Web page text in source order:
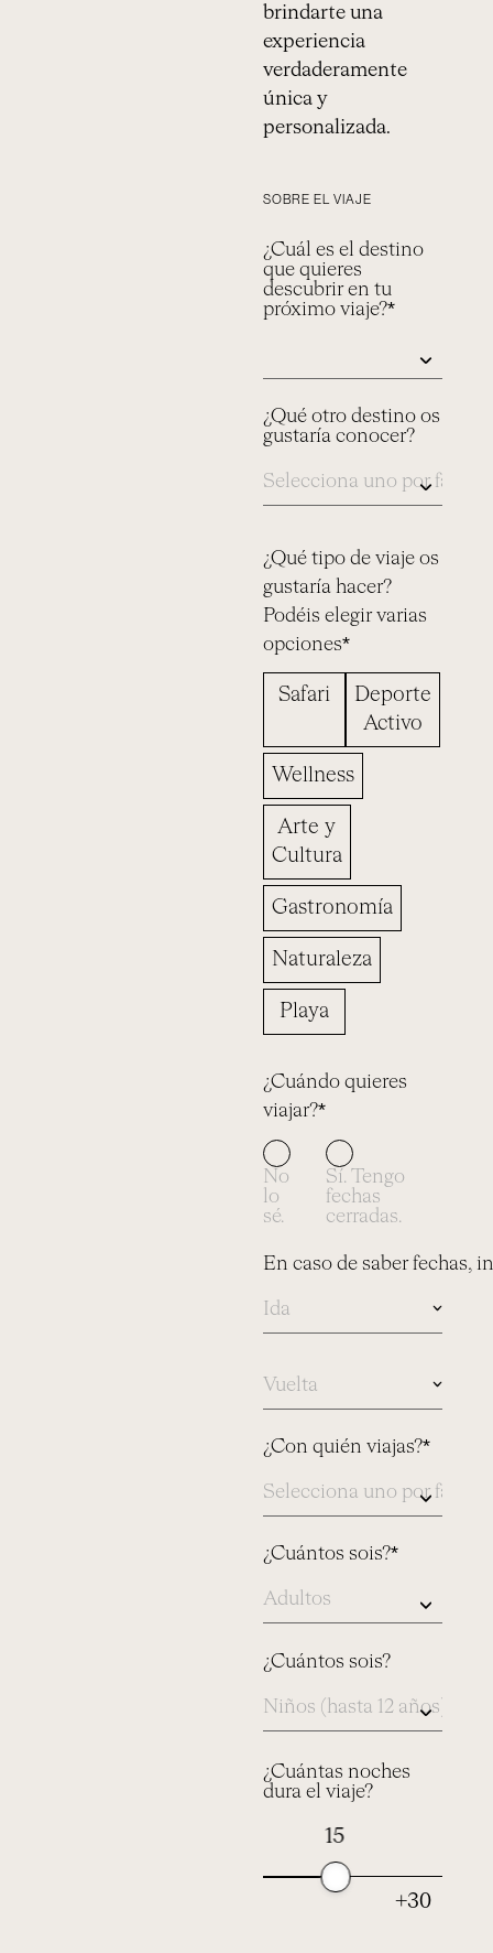
brindarte una
experiencia
verdaderamente
única y
personalizada.
SOBRE EL VIAJE
¿Cuál es el destino
que quieres
descubrir en tu
próximo viaje?*
¿Qué otro destino os
gustaría conocer?
¿Qué tipo de viaje os
gustaría hacer?
Podéis elegir varias
opciones*
Safari
Deporte
Activo
Wellness
Arte y
Cultura
Gastronomía
Naturaleza
Playa
¿Cuándo quieres
viajar?*
No
lo
sé.
Sí. Tengo
fechas
cerradas.
En caso de saber fechas,
caso
de
fechas,
aqui
¿Con quién viajas?*
¿Cuántos sois?*
¿Cuántos sois?
¿Cuántas noches
dura el viaje?
15
+30